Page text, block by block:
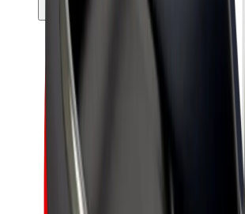
Kyydit
Sähköpotkulaudat
Bolt-kauppa
Bolt Food
Bolt Drive
Bolt for Business
Sähköpyörät